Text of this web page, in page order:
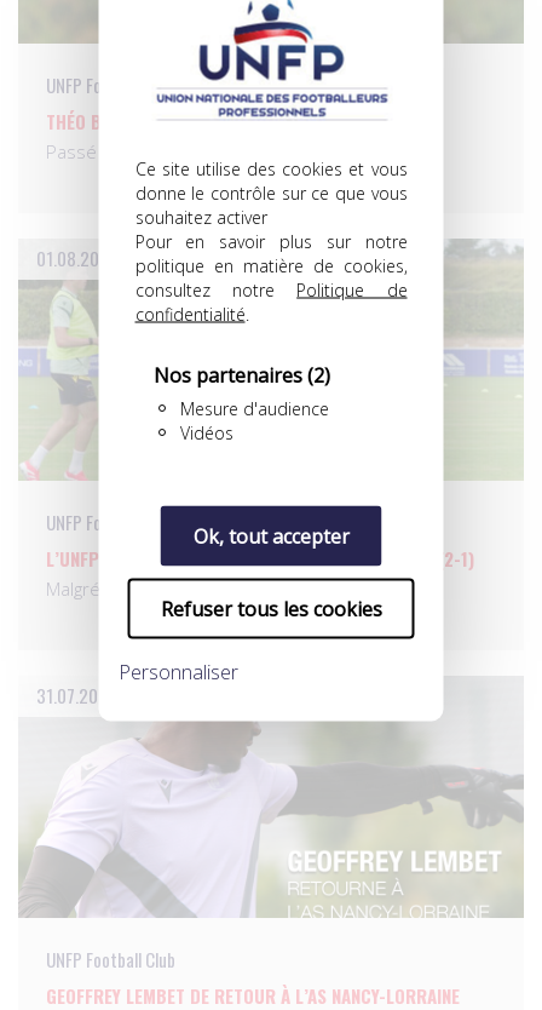
Ce site utilise des cookies et vous
donne le contrôle sur ce que vous
souhaitez activer
Pour en savoir plus sur notre
politique en matière de cookies,
consultez notre Politique de
confidentialité
Nos partenaires(2)
Mesure d'audience
Vidéos
Ok, tout accepter
Refuser tous les cookies
Personnaliser
UNFP Football Club
THÉO BORNE S’ENGAGE AVEC LE GRENOBLE FOOT 38
Passé par l’UNFP Football Club…
01.08.2026
UNFP Football Club
L’UNFP FOOTBALL CLUB S’INCLINE FACE À ORLÉANS (2-1)
Malgré une belle réaction et…
31.07.2026
UNFP Football Club
GEOFFREY LEMBET DE RETOUR À L’AS NANCY-LORRAINE